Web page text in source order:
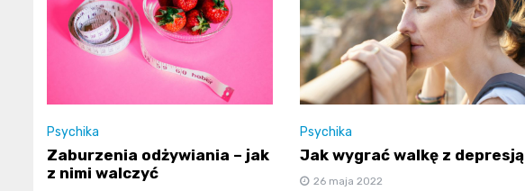
Psychika
Zaburzenia odżywiania – jak
z nimi walczyć
Psychika
Jak wygrać walkę z depresją
26 maja 2022